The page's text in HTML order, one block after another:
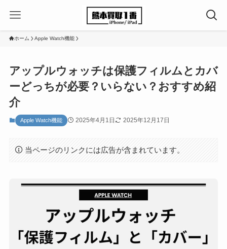
ホーム Apple Watch機能
アップルウォッチは保護フィルムとカバ
ーどっちが必要？いらない？おすすめ紹
介
Apple Watch機能 2025年4月1日 2025年12月17日
当ページのリンクには広告が含まれています。